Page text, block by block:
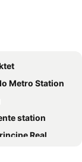
Metro Station
station
Real